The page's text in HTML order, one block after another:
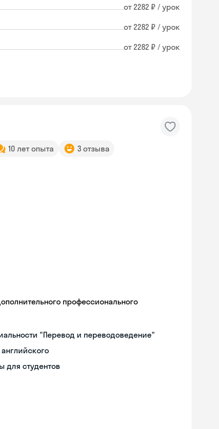
от 2282 ₽ / урок
от 2282 ₽ / урок
от 2282 ₽ / урок
10 лет опыта 3 отзыва
профессионального
"Перевод и переводоведение"
для студентов